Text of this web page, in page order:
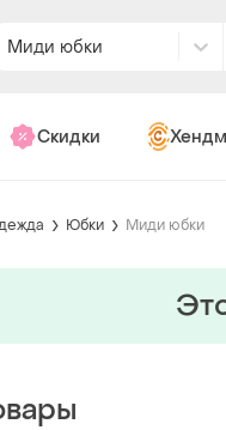
Миди юбки
Скидки
Юбки Миди юбки